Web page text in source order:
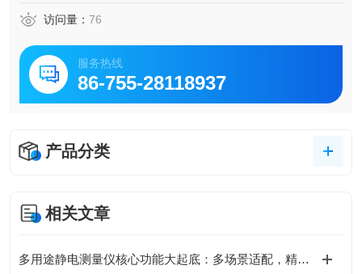
访问量： 76
服务热线
86-755-28118937
产品分类
相关文章
多用途静电测量仪核心功能大起底：多场景适配，精准掌控静电动态！